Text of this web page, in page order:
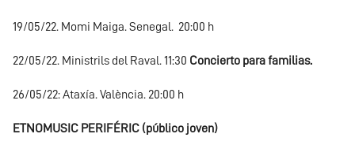
19/05/22. Momi Maiga. Senegal. 20:00 h
22/05/22. Ministrils del Raval. 11:30 Concierto para familias.
26/05/22: Ataxía. València. 20:00 h
ETNOMUSIC PERIFÉRIC (público joven)